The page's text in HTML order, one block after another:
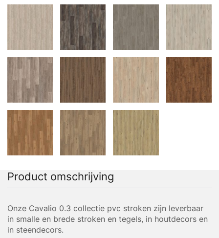
Product omschrijving
Onze Cavalio 0.3 collectie pvc stroken zijn leverbaar
in smalle en brede stroken en tegels, in houtdecors en
in steendecors.